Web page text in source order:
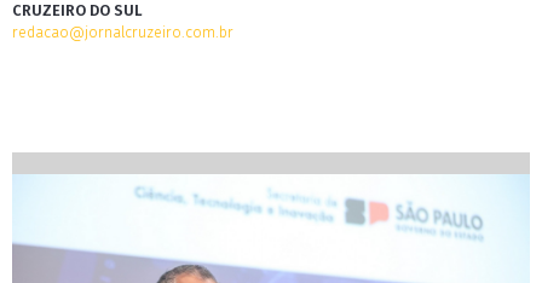
CRUZEIRO DO SUL
redacao@jornalcruzeiro.com.br